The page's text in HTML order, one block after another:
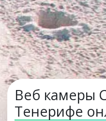
Веб камеры
Тенерифе